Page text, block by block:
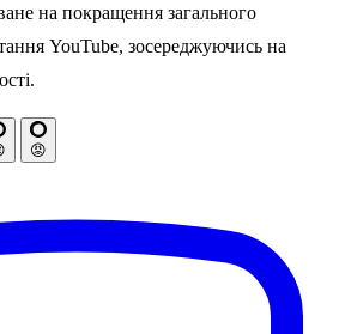
на покращення загального
YouTube, зосереджуючись на
😡